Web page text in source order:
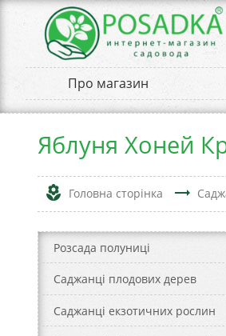
Про магазин
Яблуня Хоней
local_florist Головна сторінка trending_flat
Розсада полуниці
Саджанці плодових дерев
Саджанці екзотичних рослин